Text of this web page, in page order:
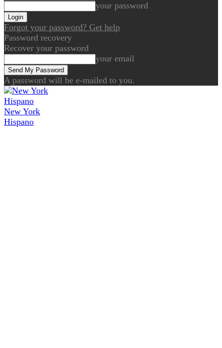
your password
Forgot your password? Get help
Password recovery
Recover your password
your email
A password will be e-mailed to you.
New York
Hispano